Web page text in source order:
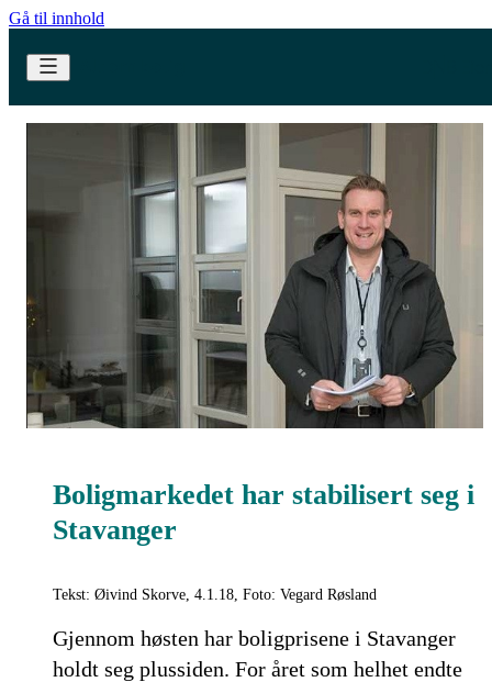
Gå til innhold
Boligmarkedet har stabilisert seg i
Stavanger
Tekst: Øivind Skorve, 4.1.18, Foto: Vegard Røsland
Gjennom høsten har boligprisene i Stavanger
holdt seg plussiden. For året som helhet endte